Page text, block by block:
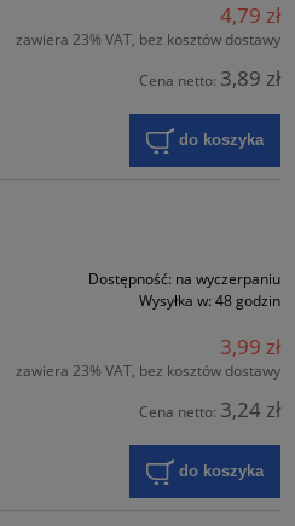
4,79 zł
zawiera 23% VAT, bez kosztów dostawy
Cena netto: 3,89 zł
do koszyka
Dostępność: na wyczerpaniu
Wysyłka w: 48 godzin
3,99 zł
zawiera 23% VAT, bez kosztów dostawy
Cena netto: 3,24 zł
do koszyka